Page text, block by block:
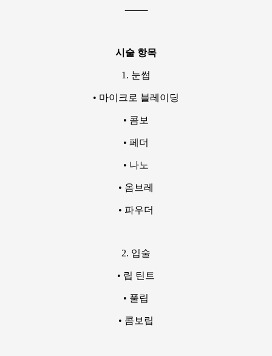
⸻
시술 항목
1. 눈썹
• 마이크로 블레이딩
• 콤보
• 페더
• 나노
• 옴브레
• 파우더
2. 입술
• 립 틴트
• 풀립
• 콤보립